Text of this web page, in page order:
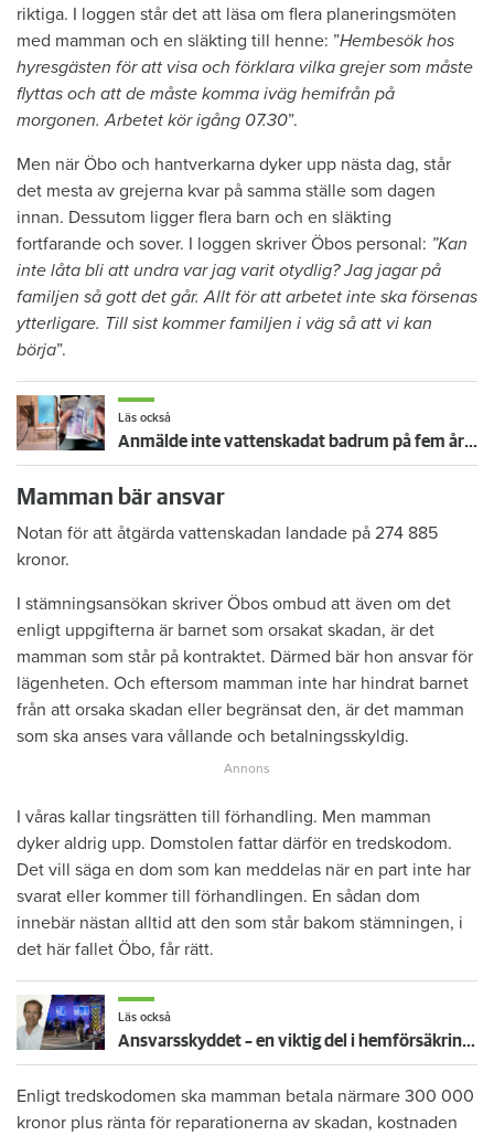
riktiga. I loggen står det att läsa om flera planeringsmöten
med mamman och en släkting till henne: ”Hembesök hos
hyresgästen för att visa och förklara vilka grejer som måste
flyttas och att de måste komma iväg hemifrån på
morgonen. Arbetet kör igång 07.30”.
Men när Öbo och hantverkarna dyker upp nästa dag, står
det mesta av grejerna kvar på samma ställe som dagen
innan. Dessutom ligger flera barn och en släkting
fortfarande och sover. I loggen skriver Öbos personal: ”Kan
inte låta bli att undra var jag varit otydlig? Jag jagar på
familjen så gott det går. Allt för att arbetet inte ska försenas
ytterligare. Till sist kommer familjen i väg så att vi kan
börja”.
Läs också
Anmälde inte vattenskadat badrum på fem år – krävs på 125 000 kronor
Mamman bär ansvar
Notan för att åtgärda vattenskadan landade på 274 885
kronor.
I stämningsansökan skriver Öbos ombud att även om det
enligt uppgifterna är barnet som orsakat skadan, är det
mamman som står på kontraktet. Därmed bär hon ansvar för
lägenheten. Och eftersom mamman inte har hindrat barnet
från att orsaka skadan eller begränsat den, är det mamman
som ska anses vara vållande och betalningsskyldig.
I våras kallar tingsrätten till förhandling. Men mamman
dyker aldrig upp. Domstolen fattar därför en tredskodom.
Det vill säga en dom som kan meddelas när en part inte har
svarat eller kommer till förhandlingen. En sådan dom
innebär nästan alltid att den som står bakom stämningen, i
det här fallet Öbo, får rätt.
Läs också
Ansvarsskyddet – en viktig del i hemförsäkringen
Enligt tredskodomen ska mamman betala närmare 300 000
kronor plus ränta för reparationerna av skadan, kostnaden